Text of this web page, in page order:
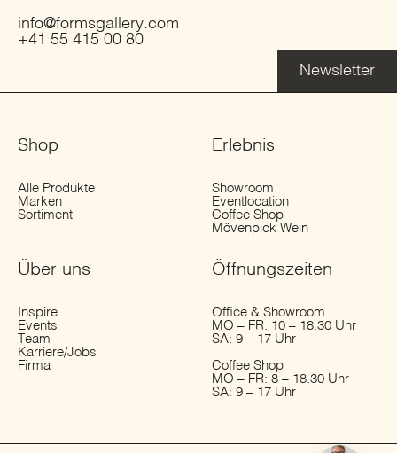
info@formsgallery.com
+41 55 415 00 80
Newsletter
Shop
Alle Produkte
Marken
Sortiment
Erlebnis
Showroom
Eventlocation
Coffee Shop
Mövenpick Wein
Über uns
Inspire
Events
Team
Karriere/Jobs
Firma
Öffnungs­zeiten
Office & Showroom
MO – FR: 10 – 18.30 Uhr
SA: 9 – 17 Uhr
Coffee Shop
MO – FR: 8 – 18.30 Uhr
SA: 9 – 17 Uhr